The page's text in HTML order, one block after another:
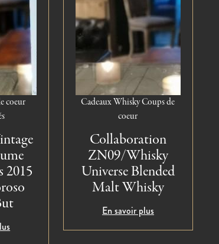
coeur
2015
CadeauxWhiskyCoups de
coeur
Collaboration
ZN09/Whisky
Universe Blended
Malt Whisky
En savoir plus